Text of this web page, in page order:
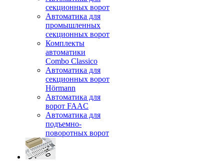
секционных ворот
Автоматика для
промышленных
секционных ворот
Комплекты
автоматики
Combo Classico
Автоматика для
секционных ворот
Hörmann
Автоматика для
ворот FAAC
Автоматика для
подъемно-
поворотных ворот